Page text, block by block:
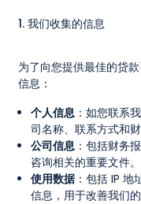
1. 我们收集的信息
为了向您提供最佳的贷
信息：
个人信息：如您联系
司名称、联系方式和财
公司信息：包括财务
咨询相关的重要文件。
使用数据：包括 IP 地
信息，用于改善我们